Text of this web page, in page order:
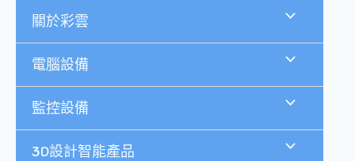
關於彩雲
電腦設備
監控設備
3D設計智能產品